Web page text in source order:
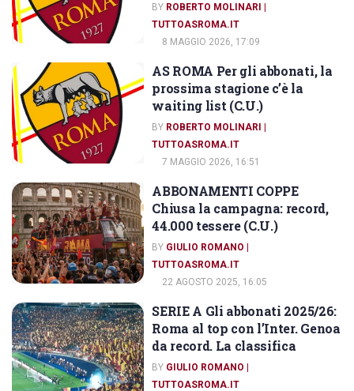
BY ROBERTO MOLINARI |
TUTTOASROMA.IT
8 MAGGIO 2026, 17:09
ABBONAMENTI AS ROMA
AS ROMA Per gli abbonati, la
prossima stagione c’è la
waiting list (C.U.)
BY ROBERTO MOLINARI |
TUTTOASROMA.IT
7 MAGGIO 2026, 16:51
ABBONAMENTI AS ROMA
ABBONAMENTI COPPE
Chiusa la campagna: record,
44.000 tessere (C.U.)
BY GIULIO ROMANO |
TUTTOASROMA.IT
22 AGOSTO 2025, 16:05
ABBONAMENTI AS ROMA
SERIE A Gli abbonati 2025/26:
Roma al top con l’Inter. Genoa
da record. La classifica
BY GIULIO ROMANO |
TUTTOASROMA.IT